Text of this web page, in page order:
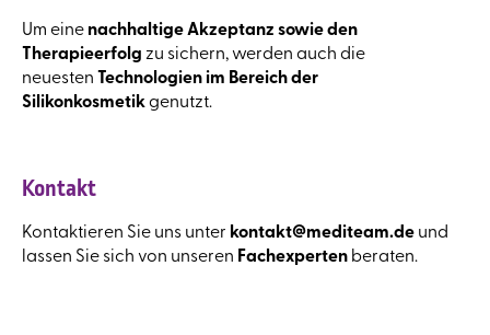
Um eine nachhaltige Akzeptanz sowie den
Therapieerfolg zu sichern, werden auch die
neuesten
Technologien im Bereich der
Silikonkosmetikgenutzt.
Kontakt
Kontaktieren Sie uns unter kontakt@mediteam.de und
lassen Sie sich von unseren Fachexperten beraten.